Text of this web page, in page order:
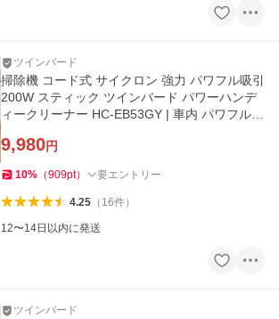
ツインバード
掃除機 コード式 サイクロン 強力 パワフル吸引
200W スティック ツインバード パワーハンデ
ィークリーナー HC-EB53GY | 車内 パワフル吸
9,980円
10% （909pt） 要エントリー
4.25（ 16件）
12〜14日以内に発送
ツインバード